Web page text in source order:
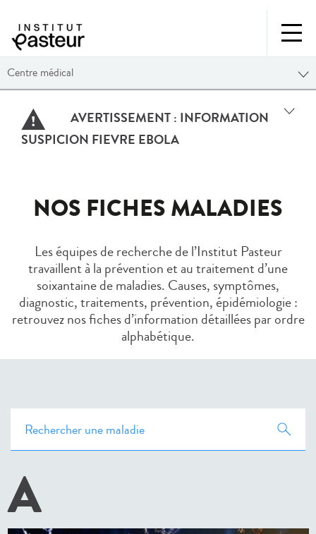
Centre médical
AVERTISSEMENT : INFORMATION
SUSPICION FIEVRE EBOLA
NOS FICHES MALADIES
Les équipes de recherche de l’Institut Pasteur
travaillent à la prévention et au traitement d’une
soixantaine de maladies. Causes, symptômes,
diagnostic, traitements, prévention, épidémiologie :
retrouvez nos ﬁches d’information détaillées par ordre
alphabétique.
A